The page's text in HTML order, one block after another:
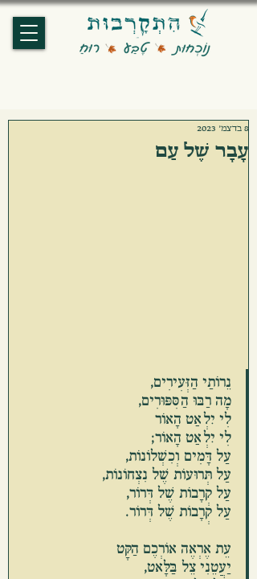
עָבָר שֶׁל עַם
8 בדצמ׳ 2023
נֵרוֹתַי הַזְּעִירִים,
מָה רַבּוּ הַסִּפּוּרִים,
לִי יִלְאַט הָאוֹר
לִי יִלְאַט הָאוֹר;
עַל דָּמִים וְכִשְׁלוֹנוֹת,
עַל תְּרוּעוֹת שֶׁל נִצְחוֹנוֹת,
עַל קְרָבוֹת שֶׁל דְּרוֹר,
עַל קְרָבוֹת שֶׁל דְּרוֹר.
עֵת אֶרְאֶה אוֹרְכֶם הַקָּט
יַעֲטֵנִי צֵל בַּלָּאט,